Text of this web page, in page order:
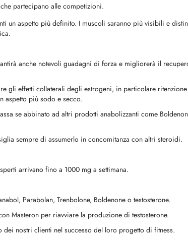
partecipano alle competizioni.
un aspetto più definito. I muscoli saranno più visibili e
anche notevoli guadagni di forza e migliorerà il
gli effetti collaterali degli estrogeni, in particolare
aspetto più sodo e secco.
se abbinato ad altri prodotti anabolizzanti come
sempre di assumerlo in concomitanza con altri steroidi.
arrivano fino a 1000 mg a settimana.
Parabolan, Trenbolone, Boldenone o testosterone.
Masteron per riavviare la produzione di testosterone.
nostri clienti nel successo del loro progetto di fitness.